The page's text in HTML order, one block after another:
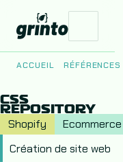
Vos Enjeux
Nos Produits
ACCUEIL RÉFÉRENCES
CSS
REPOSITORY
Shopify Ecommerce
Création de site web